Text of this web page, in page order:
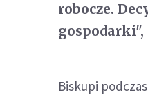
robocze.
gospodarki",
Biskupi